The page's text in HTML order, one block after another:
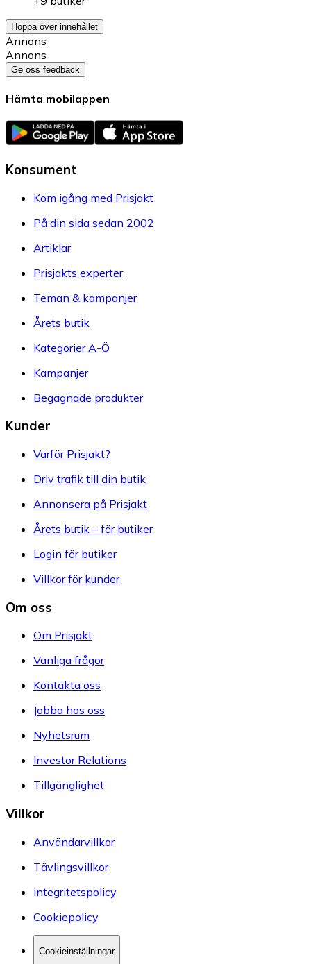
Hoppa över innehållet
Annons
Annons
Ge oss feedback
Hämta mobilappen
Konsument
Kom igång med Prisjakt
På din sida sedan 2002
Artiklar
Prisjakts experter
Teman & kampanjer
Årets butik
Kategorier A-Ö
Kampanjer
Begagnade produkter
Kunder
Varför Prisjakt?
Driv trafik till din butik
Annonsera på Prisjakt
Årets butik – för butiker
Login för butiker
Villkor för kunder
Om oss
Om Prisjakt
Vanliga frågor
Kontakta oss
Jobba hos oss
Nyhetsrum
Investor Relations
Tillgänglighet
Villkor
Användarvillkor
Tävlingsvillkor
Integritetspolicy
Cookiepolicy
Cookieinställningar